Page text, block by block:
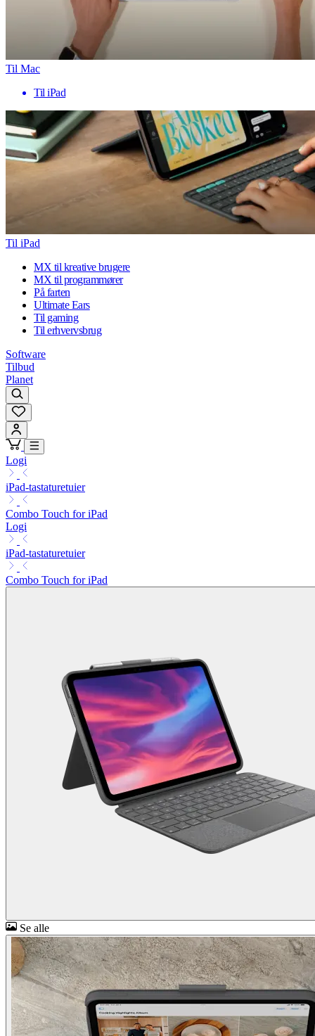
Til Mac
Til iPad
Til iPad
MX til kreative brugere
MX til programmører
På farten
Ultimate Ears
Til gaming
Til erhvervsbrug
Software
Tilbud
Planet
Logi
iPad-tastaturetuier
Combo Touch for iPad
Logi
iPad-tastaturetuier
Combo Touch for iPad
Se alle